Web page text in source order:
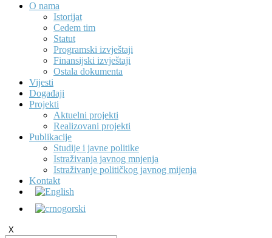
O nama
Istorijat
Cedem tim
Statut
Programski izvještaji
Finansijski izvještaji
Ostala dokumenta
Vijesti
Događaji
Projekti
Aktuelni projekti
Realizovani projekti
Publikacije
Studije i javne politike
Istraživanja javnog mnjenja
Istraživanje političkog javnog mijenja
Kontakt
X